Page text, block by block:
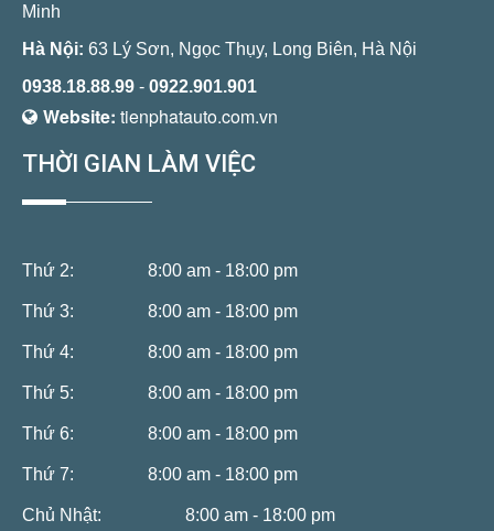
Minh
Hà Nội: 63 Lý Sơn, Ngọc Thụy, Long Biên, Hà Nội
0938.18.88.99 - 0922.901.901
Website: tienphatauto.com.vn
THỜI GIAN LÀM VIỆC
Thứ 2: 8:00 am - 18:00 pm
Thứ 3: 8:00 am - 18:00 pm
Thứ 4: 8:00 am - 18:00 pm
Thứ 5: 8:00 am - 18:00 pm
Thứ 6: 8:00 am - 18:00 pm
Thứ 7: 8:00 am - 18:00 pm
Chủ Nhật: 8:00 am - 18:00 pm